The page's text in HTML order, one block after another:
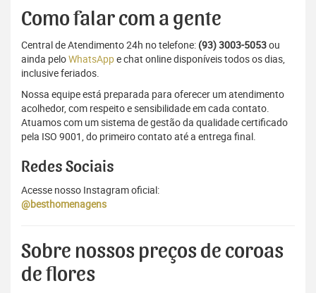
Como falar com a gente
Central de Atendimento 24h no telefone: (93) 3003-5053ou
ainda peloWhatsAppe chat online disponíveis todos os dias,
inclusive feriados.
Nossa equipe está preparada para oferecer um atendimento
acolhedor, com respeito e sensibilidade em cada contato.
Atuamos com um sistema de gestão da qualidade certificado
pela ISO 9001, do primeiro contato até a entrega final.
Redes Sociais
Acesse nosso Instagram oficial:
@besthomenagens
Sobre nossos preços de coroas
de flores